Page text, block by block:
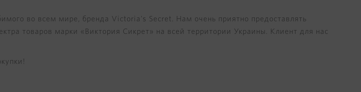
во всем мире, бренда Victoria's Secret. Нам очень приятно предоставлять
товаров марки «Виктория Сикрет» на всей территории Украины. Клиент для нас